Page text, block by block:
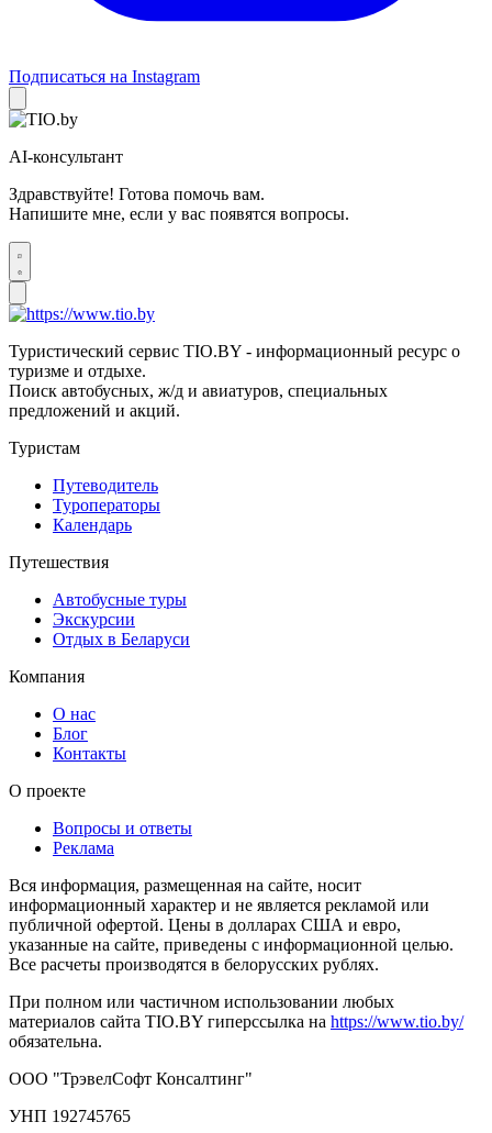
Подписаться на Instagram
AI-консультант
Здравствуйте! Готова помочь вам.
Напишите мне, если у вас появятся вопросы.
Туристический сервис TIO.BY - информационный ресурс о
туризме и отдыхе.
Поиск автобусных, ж/д и авиатуров, специальных
предложений и акций.
Туристам
Путеводитель
Туроператоры
Календарь
Путешествия
Автобусные туры
Экскурсии
Отдых в Беларуси
Компания
О нас
Блог
Контакты
О проекте
Вопросы и ответы
Реклама
Вся информация, размещенная на сайте, носит
информационный характер и не является рекламой или
публичной офертой. Цены в долларах США и евро,
указанные на сайте, приведены с информационной целью.
Все расчеты производятся в белорусских рублях.
При полном или частичном использовании любых
материалов сайта TIO.BY гиперссылка на https://www.tio.by/
обязательна.
ООО "ТрэвелСофт Консалтинг"
УНП 192745765